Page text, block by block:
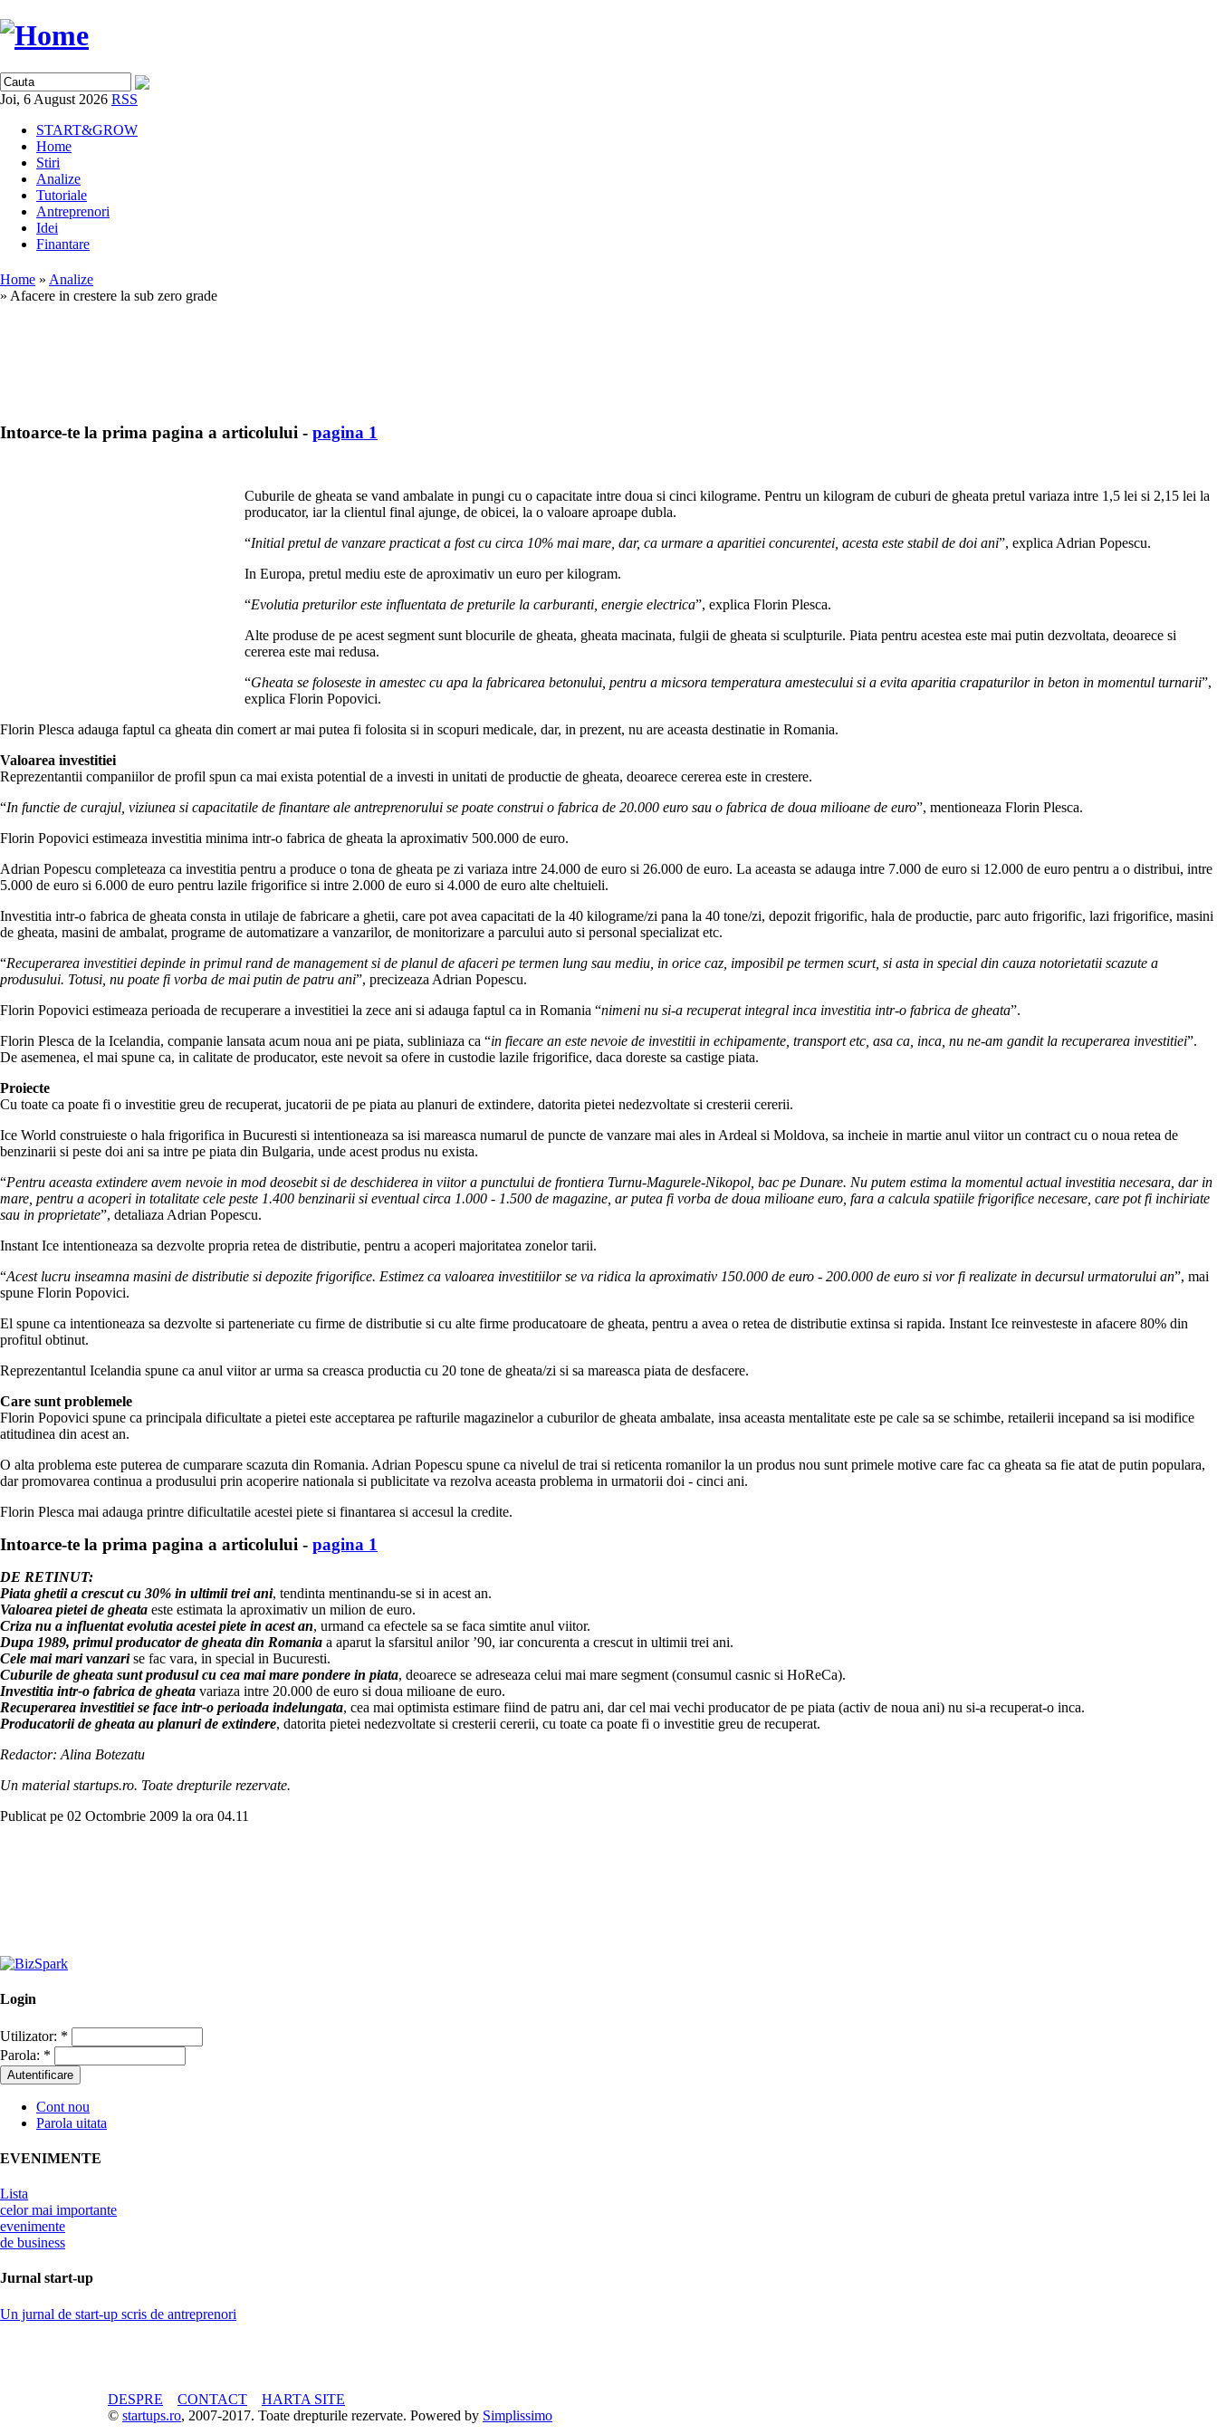
Joi, 6 August 2026 RSS
START&GROW
Home
Stiri
Analize
Tutoriale
Antreprenori
Idei
Finantare
Home » Analize
» Afacere in crestere la sub zero grade
Intoarce-te la prima pagina a articolului - pagina 1
Cuburile de gheata se vand ambalate in pungi cu o capacitate intre doua si cinci kilograme. Pentru un kilogram de cuburi de gheata pretul variaza intre 1,5 lei si 2,15 lei la
producator, iar la clientul final ajunge, de obicei, la o valoare aproape dubla.
“Initial pretul de vanzare practicat a fost cu circa 10% mai mare, dar, ca urmare a aparitiei concurentei, acesta este stabil de doi ani”, explica Adrian Popescu.
In Europa, pretul mediu este de aproximativ un euro per kilogram.
“Evolutia preturilor este influentata de preturile la carburanti, energie electrica”, explica Florin Plesca.
Alte produse de pe acest segment sunt blocurile de gheata, gheata macinata, fulgii de gheata si sculpturile. Piata pentru acestea este mai putin dezvoltata, deoarece si
cererea este mai redusa.
“Gheata se foloseste in amestec cu apa la fabricarea betonului, pentru a micsora temperatura amestecului si a evita aparitia crapaturilor in beton in momentul turnarii”,
explica Florin Popovici.
Florin Plesca adauga faptul ca gheata din comert ar mai putea fi folosita si in scopuri medicale, dar, in prezent, nu are aceasta destinatie in Romania.
Valoarea investitiei
Reprezentantii companiilor de profil spun ca mai exista potential de a investi in unitati de productie de gheata, deoarece cererea este in crestere.
“In functie de curajul, viziunea si capacitatile de finantare ale antreprenorului se poate construi o fabrica de 20.000 euro sau o fabrica de doua milioane de euro”, mentioneaza Florin Plesca.
Florin Popovici estimeaza investitia minima intr-o fabrica de gheata la aproximativ 500.000 de euro.
Adrian Popescu completeaza ca investitia pentru a produce o tona de gheata pe zi variaza intre 24.000 de euro si 26.000 de euro. La aceasta se adauga intre 7.000 de euro si 12.000 de euro pentru a o distribui, intre
5.000 de euro si 6.000 de euro pentru lazile frigorifice si intre 2.000 de euro si 4.000 de euro alte cheltuieli.
Investitia intr-o fabrica de gheata consta in utilaje de fabricare a ghetii, care pot avea capacitati de la 40 kilograme/zi pana la 40 tone/zi, depozit frigorific, hala de productie, parc auto frigorific, lazi frigorifice, masini
de gheata, masini de ambalat, programe de automatizare a vanzarilor, de monitorizare a parcului auto si personal specializat etc.
“Recuperarea investitiei depinde in primul rand de management si de planul de afaceri pe termen lung sau mediu, in orice caz, imposibil pe termen scurt, si asta in special din cauza notorietatii scazute a
produsului. Totusi, nu poate fi vorba de mai putin de patru ani”, precizeaza Adrian Popescu.
Florin Popovici estimeaza perioada de recuperare a investitiei la zece ani si adauga faptul ca in Romania “nimeni nu si-a recuperat integral inca investitia intr-o fabrica de gheata”.
Florin Plesca de la Icelandia, companie lansata acum noua ani pe piata, subliniaza ca “in fiecare an este nevoie de investitii in echipamente, transport etc, asa ca, inca, nu ne-am gandit la recuperarea investitiei”.
De asemenea, el mai spune ca, in calitate de producator, este nevoit sa ofere in custodie lazile frigorifice, daca doreste sa castige piata.
Proiecte
Cu toate ca poate fi o investitie greu de recuperat, jucatorii de pe piata au planuri de extindere, datorita pietei nedezvoltate si cresterii cererii.
Ice World construieste o hala frigorifica in Bucuresti si intentioneaza sa isi mareasca numarul de puncte de vanzare mai ales in Ardeal si Moldova, sa incheie in martie anul viitor un contract cu o noua retea de
benzinarii si peste doi ani sa intre pe piata din Bulgaria, unde acest produs nu exista.
“Pentru aceasta extindere avem nevoie in mod deosebit si de deschiderea in viitor a punctului de frontiera Turnu-Magurele-Nikopol, bac pe Dunare. Nu putem estima la momentul actual investitia necesara, dar in
mare, pentru a acoperi in totalitate cele peste 1.400 benzinarii si eventual circa 1.000 - 1.500 de magazine, ar putea fi vorba de doua milioane euro, fara a calcula spatiile frigorifice necesare, care pot fi inchiriate
sau in proprietate”, detaliaza Adrian Popescu.
Instant Ice intentioneaza sa dezvolte propria retea de distributie, pentru a acoperi majoritatea zonelor tarii.
“Acest lucru inseamna masini de distributie si depozite frigorifice. Estimez ca valoarea investitiilor se va ridica la aproximativ 150.000 de euro - 200.000 de euro si vor fi realizate in decursul urmatorului an”, mai
spune Florin Popovici.
El spune ca intentioneaza sa dezvolte si parteneriate cu firme de distributie si cu alte firme producatoare de gheata, pentru a avea o retea de distributie extinsa si rapida. Instant Ice reinvesteste in afacere 80% din
profitul obtinut.
Reprezentantul Icelandia spune ca anul viitor ar urma sa creasca productia cu 20 tone de gheata/zi si sa mareasca piata de desfacere.
Care sunt problemele
Florin Popovici spune ca principala dificultate a pietei este acceptarea pe rafturile magazinelor a cuburilor de gheata ambalate, insa aceasta mentalitate este pe cale sa se schimbe, retailerii incepand sa isi modifice
atitudinea din acest an.
O alta problema este puterea de cumparare scazuta din Romania. Adrian Popescu spune ca nivelul de trai si reticenta romanilor la un produs nou sunt primele motive care fac ca gheata sa fie atat de putin populara,
dar promovarea continua a produsului prin acoperire nationala si publicitate va rezolva aceasta problema in urmatorii doi - cinci ani.
Florin Plesca mai adauga printre dificultatile acestei piete si finantarea si accesul la credite.
Intoarce-te la prima pagina a articolului - pagina 1
DE RETINUT:
Piata ghetii a crescut cu 30% in ultimii trei ani, tendinta mentinandu-se si in acest an.
Valoarea pietei de gheata este estimata la aproximativ un milion de euro.
Criza nu a influentat evolutia acestei piete in acest an, urmand ca efectele sa se faca simtite anul viitor.
Dupa 1989, primul producator de gheata din Romania a aparut la sfarsitul anilor ’90, iar concurenta a crescut in ultimii trei ani.
Cele mai mari vanzarise fac vara, in special in Bucuresti.
Cuburile de gheata sunt produsul cu cea mai mare pondere in piata, deoarece se adreseaza celui mai mare segment (consumul casnic si HoReCa).
Investitia intr-o fabrica de gheata variaza intre 20.000 de euro si doua milioane de euro.
Recuperarea investitiei se face intr-o perioada indelungata, cea mai optimista estimare fiind de patru ani, dar cel mai vechi producator de pe piata (activ de noua ani) nu si-a recuperat-o inca.
Producatorii de gheata au planuri de extindere, datorita pietei nedezvoltate si cresterii cererii, cu toate ca poate fi o investitie greu de recuperat.
Redactor: Alina Botezatu
Un material startups.ro. Toate drepturile rezervate.
Publicat pe 02 Octombrie 2009 la ora 04.11
Login
Utilizator: *
Parola: *
Cont nou
Parola uitata
EVENIMENTE
Lista
celor mai importante
evenimente
de business
Jurnal start-up
Un jurnal de start-up scris de antreprenori
DESPRE CONTACT
HARTA SITE
© startups.ro, 2007-2017. Toate drepturile rezervate. Powered by Simplissimo